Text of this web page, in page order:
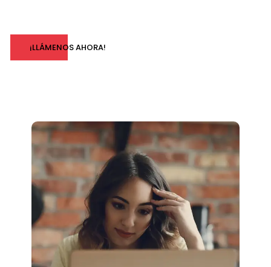
¡LLÁMENOS AHORA!